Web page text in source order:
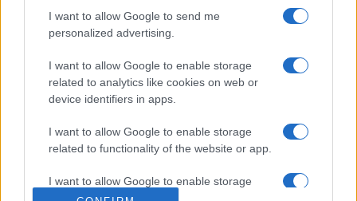
I want to allow Google to send me
personalized advertising.
I want to allow Google to enable storage
related to analytics like cookies on web or
device identifiers in apps.
I want to allow Google to enable storage
related to functionality of the website or app.
I want to allow Google to enable storage
related to personalization.
milyen lehetett Molotov-koktéllal a szovjet tankokra
támadni, kiszúrhatjuk az épületek ablakaiban rejtőző
A Közép- és Kelet-európai Történelem és Társadalom
Kutatásáért Közalapítvány megbízásából készült applikáció
elérhető angol és magyar nyelven az App Store-ból és a